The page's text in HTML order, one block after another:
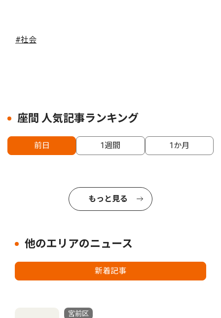
#社会
座間 人気記事ランキング
前日 1週間 1か月
もっと見る
他のエリアのニュース
新着記事
宮前区